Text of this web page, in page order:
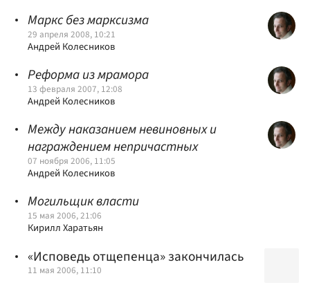
Маркс без марксизма
29 апреля 2008, 10:21
Андрей Колесников
Реформа из мрамора
13 февраля 2007, 12:08
Андрей Колесников
Между наказанием невиновных и
награждением непричастных
07 ноября 2006, 11:05
Андрей Колесников
Могильщик власти
15 мая 2006, 21:06
Кирилл Харатьян
«Исповедь отщепенца» закончилась
11 мая 2006, 11:10